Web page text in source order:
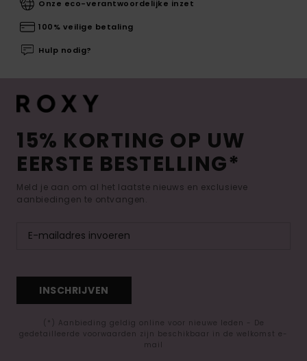
Onze eco-verantwoordelijke inzet
100% veilige betaling
Hulp nodig?
15% KORTING OP UW
EERSTE BESTELLING*
Meld je aan om al het laatste nieuws en exclusieve
aanbiedingen te ontvangen.
INSCHRIJVEN
(*) Aanbieding geldig online voor nieuwe leden - De
gedetailleerde voorwaarden zijn beschikbaar in de welkomst e-
mail